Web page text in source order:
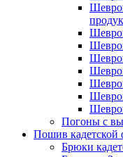
Погоны с
Пошив
Брюки